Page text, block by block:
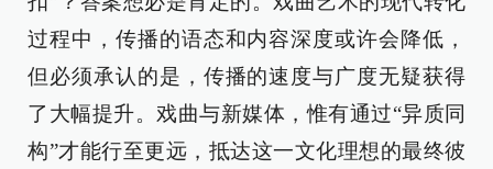
过程中，传播的语态和内容深度或许会降低，
但必须承认的是，传播的速度与广度无疑获得
了大幅提升。戏曲与新媒体，惟有通过“异质同
构”才能行至更远，抵达这一文化理想的最终彼